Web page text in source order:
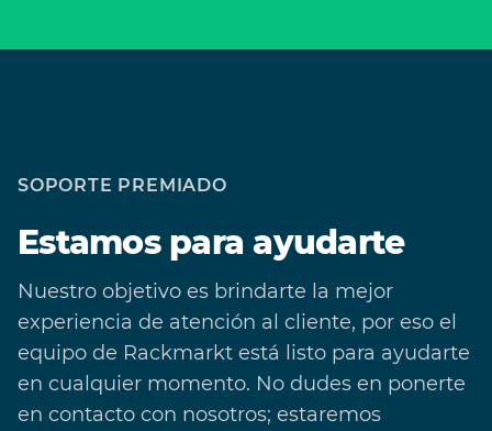
SOPORTE PREMIADO
Estamos para ayudarte
Nuestro objetivo es brindarte la mejor
experiencia de atención al cliente, por eso el
equipo de Rackmarkt está listo para ayudarte
en cualquier momento. No dudes en ponerte
en contacto con nosotros; estaremos